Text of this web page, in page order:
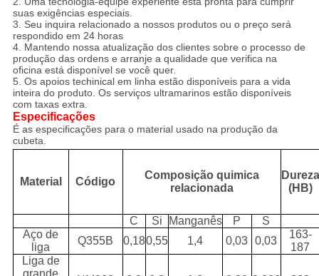
suas exigências especiais.
3. Seu inquira relacionado a nossos produtos ou o preço será
respondido em 24 horas
4. Mantendo nossa atualização dos clientes sobre o processo de
produção das ordens e arranje a qualidade que verifica na
oficina está disponível se você quer.
5. Os apoios techinical em linha estão disponíveis para a vida
inteira do produto. Os serviços ultramarinos estão disponíveis
com taxas extra.
Especificações
É as especificações para o material usado na produção da
cubeta.
Material Código
Composição quimica
relacionada
Dureza
(HB)
C Si Manganês P
S
Aço de
liga
Q355B 0,180,55 1,4 0,03 0,03
163-
187
Liga de